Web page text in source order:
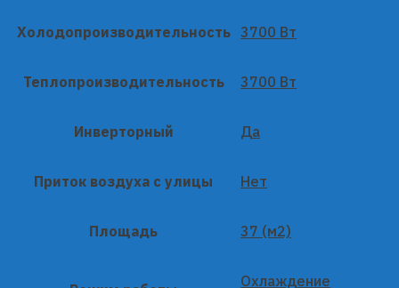
Холодопроизводительность 3700 Вт
Теплопроизводительность 3700 Вт
Инверторный Да
Приток воздуха с улицы Нет
Площадь 37 (м2)
Охлаждение